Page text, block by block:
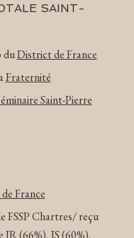
SAINT-
duDistrict de France
Fraternité
Saint-Pierre
France
FSSP Chartres/ reçu
(66%), IS (60%),